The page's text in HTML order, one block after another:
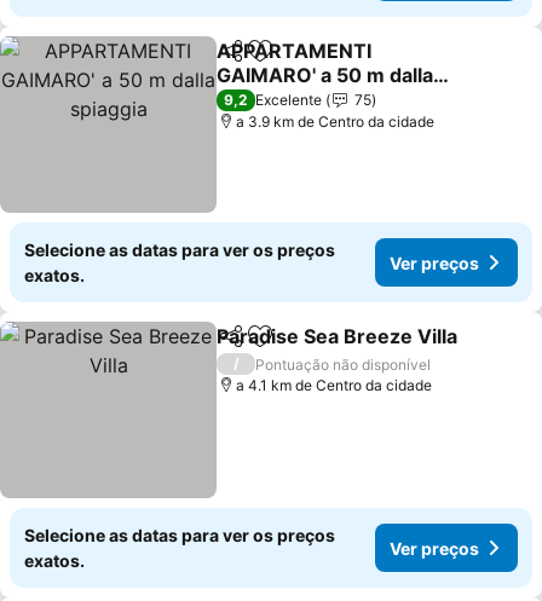
PartilharAdicionar aos favoritos
APPARTAMENTI
GAIMARO' a 50 m dalla
spiaggia
Ver preços
9,2 Excelente
75
a 3.9 km de Centro da cidade
Selecione as datas para ver os preços
exatos.
Ver preços
PartilharAdicionar aos favoritos
Paradise Sea Breeze Villa
/
Pontuação não disponível
a 4.1 km de Centro da cidade
Selecione as datas para ver os preços
exatos.
Ver preços